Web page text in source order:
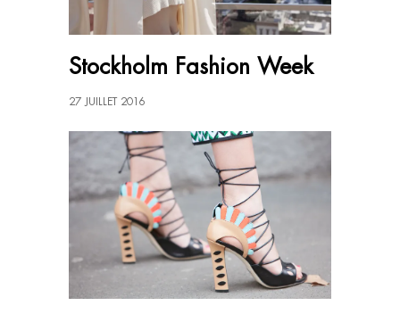
Stockholm Fashion Week
27 JUILLET 2016